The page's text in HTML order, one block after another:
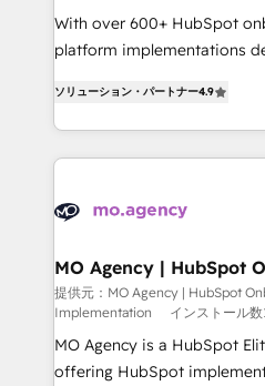
supported over 500
implementation,
methodology will ensure
deployment experience
new to HubSpot or
expertise to deliver the
With over 600+ HubSpot
platform implementations
migrate, replatform, and
in high-impact CRM and
onboarding from platforms
WordPress and legacy
architectures that accelerate
performance. - Multi-object CRM migration, cleanup,
and implementation. - Pre-
integrations across your full
object setup, CMS builds,
ソリューション・パートナー4.9
MO Agency | HubSpot
Implementation
提供元：MO Agency | HubSpot
Implementation
インストール
MO Agency is a HubSpot
offering HubSpot